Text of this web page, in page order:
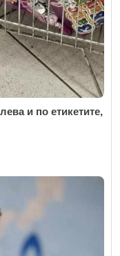
и по етикетите,